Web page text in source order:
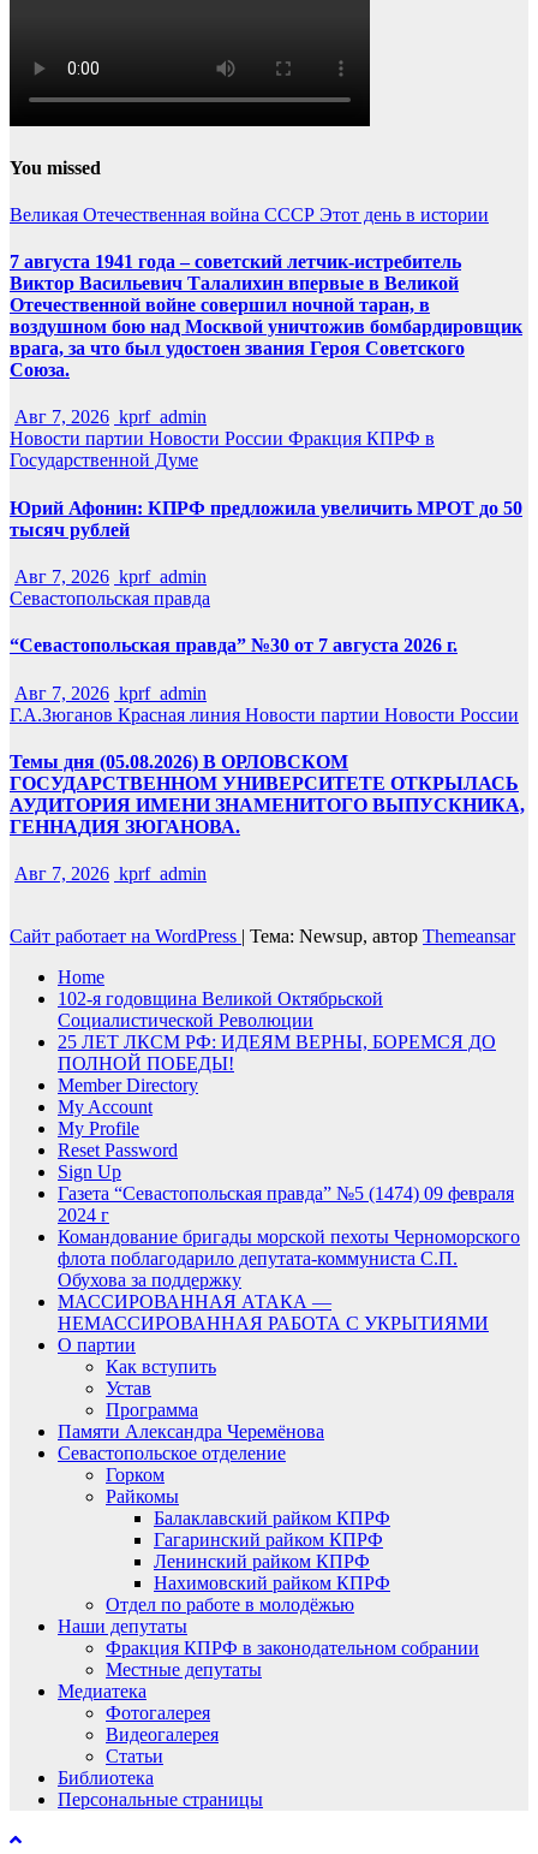
You missed
Великая Отечественная война СССР Этот день в истории
7 августа 1941 года – советский летчик-истребитель
Виктор Васильевич Талалихин впервые в Великой
Отечественной войне совершил ночной таран, в
воздушном бою над Москвой уничтожив бомбардировщик
врага, за что был удостоен звания Героя Советского
Союза.
Авг 7, 2026 kprf_admin
Новости партии Новости России Фракция КПРФ в
Государственной Думе
Юрий Афонин: КПРФ предложила увеличить МРОТ до 50
тысяч рублей
Авг 7, 2026 kprf_admin
Севастопольская правда
“Севастопольская правда” №30 от 7 августа 2026 г.
Авг 7, 2026 kprf_admin
Г.А.Зюганов Красная линия Новости партии Новости России
Темы дня (05.08.2026) В ОРЛОВСКОМ
ГОСУДАРСТВЕННОМ УНИВЕРСИТЕТЕ ОТКРЫЛАСЬ
АУДИТОРИЯ ИМЕНИ ЗНАМЕНИТОГО ВЫПУСКНИКА,
ГЕННАДИЯ ЗЮГАНОВА.
Авг 7, 2026 kprf_admin
Сайт работает на WordPress | Тема: Newsup, автор Themeansar
Home
102-я годовщина Великой Октябрьской
Социалистической Революции
25 ЛЕТ ЛКСМ РФ: ИДЕЯМ ВЕРНЫ, БОРЕМСЯ ДО
ПОЛНОЙ ПОБЕДЫ!
Member Directory
My Account
My Profile
Reset Password
Sign Up
Газета “Севастопольская правда” №5 (1474) 09 февраля
2024 г
Командование бригады морской пехоты Черноморского
флота поблагодарило депутата-коммуниста С.П.
Обухова за поддержку
МАССИРОВАННАЯ АТАКА —
НЕМАССИРОВАННАЯ РАБОТА С УКРЫТИЯМИ
О партии
Как вступить
Устав
Программа
Памяти Александра Черемёнова
Севастопольское отделение
Горком
Райкомы
Балаклавский райком КПРФ
Гагаринский райком КПРФ
Ленинский райком КПРФ
Нахимовский райком КПРФ
Отдел по работе в молодёжью
Наши депутаты
Фракция КПРФ в законодательном собрании
Местные депутаты
Медиатека
Фотогалерея
Видеогалерея
Статьи
Библиотека
Персональные страницы